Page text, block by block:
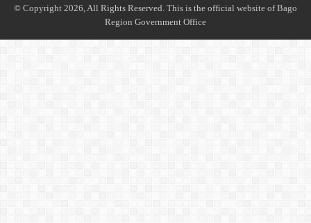
© Copyright 2026, All Rights Reserved. This is the official website of Bago
Region Government Office